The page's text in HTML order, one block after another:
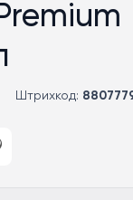
Штрихкод: